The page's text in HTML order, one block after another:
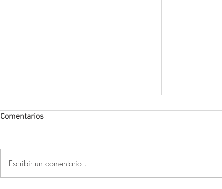
Comentarios
Escribir un comentario...